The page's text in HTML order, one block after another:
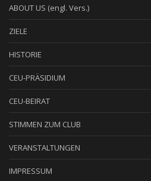
ABOUT US (engl. Vers.)
ZIELE
HISTORIE
CEU-PRÄSIDIUM
CEU-BEIRAT
STIMMEN ZUM CLUB
VERANSTALTUNGEN
IMPRESSUM